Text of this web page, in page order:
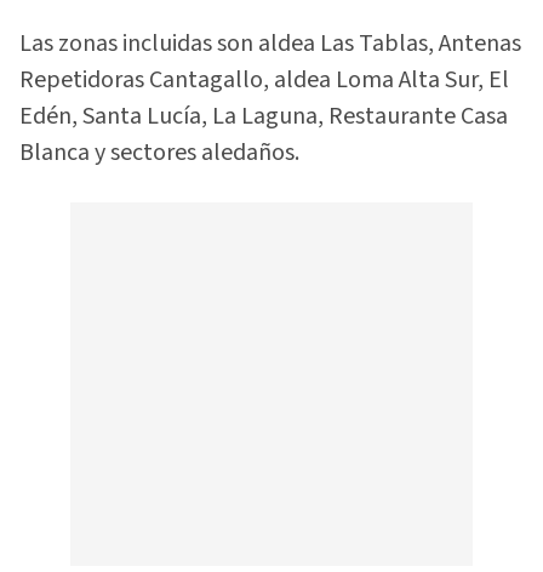
Las zonas incluidas son aldea Las Tablas, Antenas
Repetidoras Cantagallo, aldea Loma Alta Sur, El
Edén, Santa Lucía, La Laguna, Restaurante Casa
Blanca y sectores aledaños.